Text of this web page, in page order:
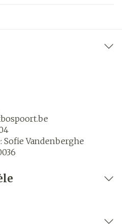
Sofie Vandenberghe